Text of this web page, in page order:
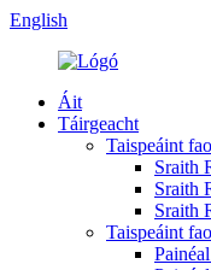
English
Áit
Táirgeacht
Taispeáint
Sraith
Sraith
Sraith
Taispeáint